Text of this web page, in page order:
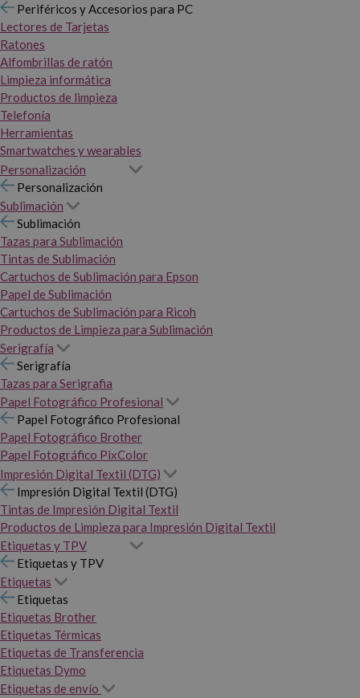
Periféricos y Accesorios para PC
Lectores de Tarjetas
Ratones
Alfombrillas de ratón
Limpieza informática
Productos de limpieza
Telefonía
Herramientas
Smartwatches y wearables
Personalización
Personalización
Sublimación
Sublimación
Tazas para Sublimación
Tintas de Sublimación
Cartuchos de Sublimación para Epson
Papel de Sublimación
Cartuchos de Sublimación para Ricoh
Productos de Limpieza para Sublimación
Serigrafía
Serigrafía
Tazas para Serigrafia
Papel Fotográfico Profesional
Papel Fotográfico Profesional
Papel Fotográfico Brother
Papel Fotográfico PixColor
Impresión Digital Textil (DTG)
Impresión Digital Textil (DTG)
Tintas de Impresión Digital Textil
Productos de Limpieza para Impresión Digital Textil
Etiquetas y TPV
Etiquetas y TPV
Etiquetas
Etiquetas
Etiquetas Brother
Etiquetas Térmicas
Etiquetas de Transferencia
Etiquetas Dymo
Etiquetas de envío